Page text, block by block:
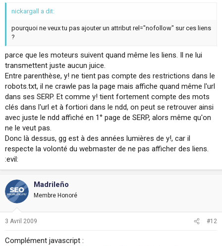
nickargall a dit:
pourquoi ne veux tu pas ajouter un attribut rel="nofollow" sur ces liens
?
parce que les moteurs suivent quand même les liens. Il ne lui
transmettent juste aucun juice.
Entre parenthèse, y! ne tient pas compte des restrictions dans le
robots.txt, il ne crawle pas la page mais affiche quand même l'url
dans ses SERP. Et comme y! tient fortement compte des mots
clés dans l'url et à fortiori dans le ndd, on peut se retrouver ainsi
avec juste le ndd affiché en 1° page de SERP, alors même qu'on
ne le veut pas.
Donc là dessus, gg est à des années lumières de y!, car il
respecte la volonté du webmaster de ne pas afficher des liens.
:evil:
Madrileño
Membre Honoré
3 Avril 2009 #12
Complément javascript :